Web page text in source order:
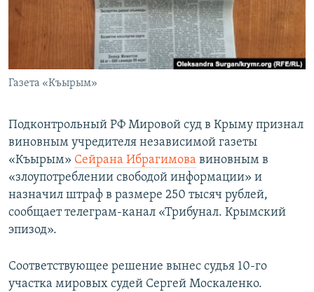
ПОБЕДИТЕЛЕЙ НЕ СУДЯТ?
КРЫМ.НЕПОКОРЕННЫЙ
УКРАИНСКАЯ ПРОБЛЕМА КРЫМА
ПРИСОЕДИНЯЙТЕСЬ!
Газета «Къырым»
Подконтрольный РФ Мировой суд в Крыму признал
виновным учредителя независимой газеты
«Къырым» Сейрана Ибрагимова виновным в
«злоупотреблении свободой информации» и
назначил штраф в размере 250 тысяч рублей,
сообщает телеграм-канал «Трибунал. Крымский
эпизод».
Соответствующее решение вынес судья 10-го
участка мировых судей Сергей Москаленко.